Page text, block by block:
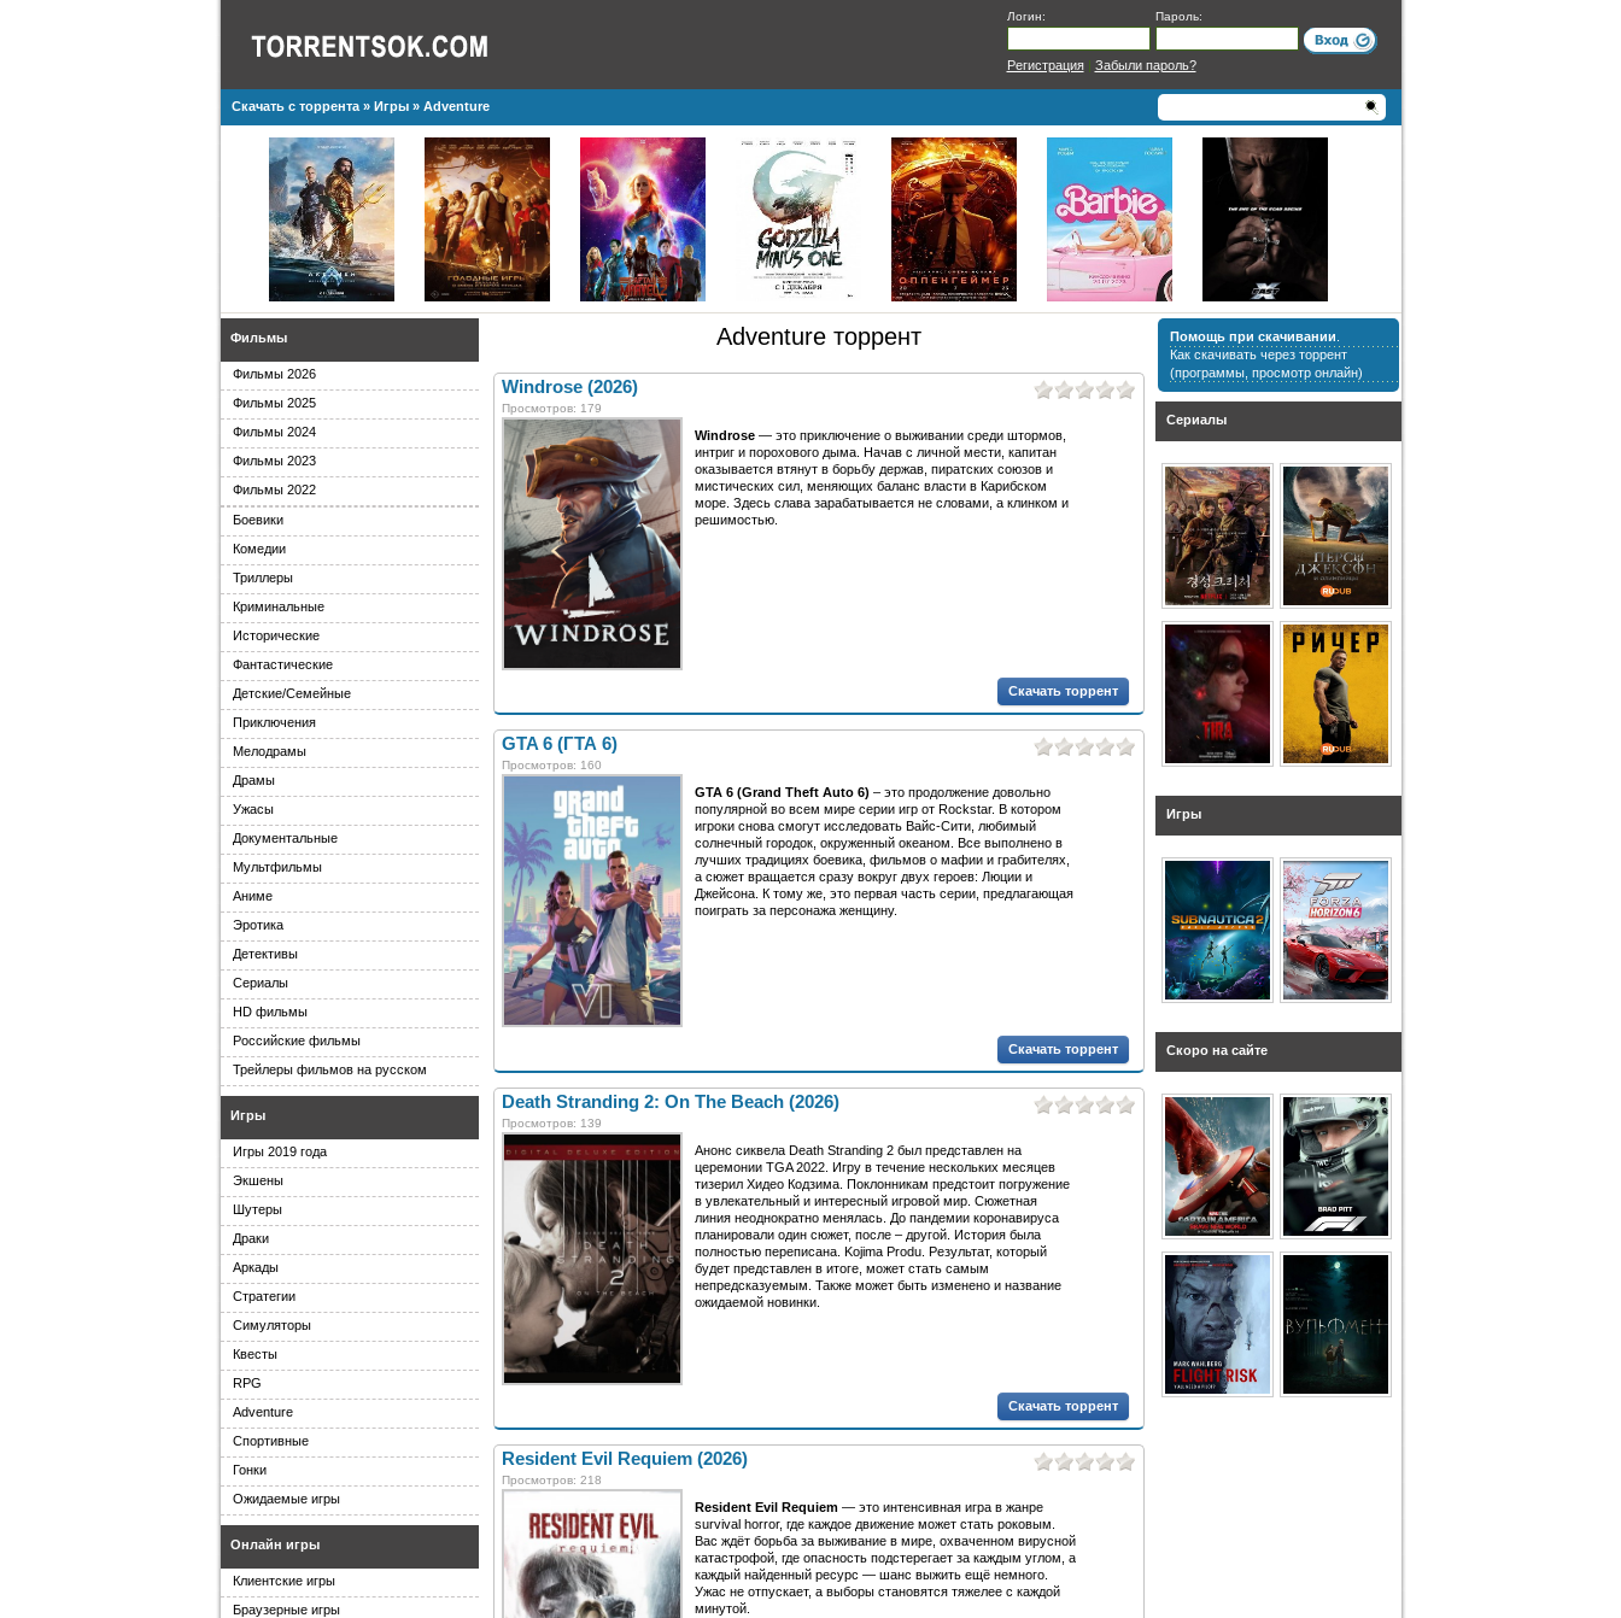
Логин: Пароль:
Регистрация| Забыли пароль?
Скачать с торрента» Игры» Adventure
Помощь при скачивании
Как скачивать через торрент
(программы, просмотр онлайн)
Сериалы
Игры
Скоро на сайте
Adventure торрент
Windrose (2026)
Просмотров: 179
Windrose — это приключение о выживании среди штормов,
интриг и порохового дыма. Начав с личной мести, капитан
оказывается втянут в борьбу держав, пиратских союзов и
мистических сил, меняющих баланс власти в Карибском
море. Здесь слава зарабатывается не словами, а клинком и
решимостью.
Скачать торрент
GTA 6 (ГТА 6)
Просмотров: 160
GTA 6 (Grand Theft Auto 6) – это продолжение довольно
популярной во всем мире серии игр от Rockstar. В котором
игроки снова смогут исследовать Вайс-Сити, любимый
солнечный городок, окруженный океаном. Все выполнено в
лучших традициях боевика, фильмов о мафии и грабителях,
а сюжет вращается сразу вокруг двух героев: Люции и
Джейсона. К тому же, это первая часть серии, предлагающая
поиграть за персонажа женщину.
Скачать торрент
Death Stranding 2: On The Beach (2026)
Просмотров: 139
Анонс сиквела Death Stranding 2 был представлен на
церемонии TGA 2022. Игру в течение нескольких месяцев
тизерил Хидео Кодзима. Поклонникам предстоит погружение
в увлекательный и интересный игровой мир. Сюжетная
линия неоднократно менялась. До пандемии коронавируса
планировали один сюжет, после – другой. История была
полностью переписана. Kojima Produ. Результат, который
будет представлен в итоге, может стать самым
непредсказуемым. Также может быть изменено и название
ожидаемой новинки.
Скачать торрент
Resident Evil Requiem (2026)
Просмотров: 218
Resident Evil Requiem— это интенсивная игра в жанре
survival horror, где каждое движение может стать роковым.
Вас ждёт борьба за выживание в мире, охваченном вирусной
катастрофой, где опасность подстерегает за каждым углом, а
каждый найденный ресурс — шанс выжить ещё немного.
Ужас не отпускает, а выборы становятся тяжелее с каждой
минутой.
Фильмы
Фильмы 2026
Фильмы 2025
Фильмы 2024
Фильмы 2023
Фильмы 2022
Боевики
Комедии
Триллеры
Криминальные
Исторические
Фантастические
Детские/Семейные
Приключения
Мелодрамы
Драмы
Ужасы
Документальные
Мультфильмы
Аниме
Эротика
Детективы
Сериалы
HD фильмы
Российские фильмы
Трейлеры фильмов на русском
Игры
Игры 2019 года
Экшены
Шутеры
Драки
Аркады
Стратегии
Симуляторы
Квесты
RPG
Adventure
Спортивные
Гонки
Ожидаемые игры
Онлайн игры
Клиентские игры
Браузерные игры